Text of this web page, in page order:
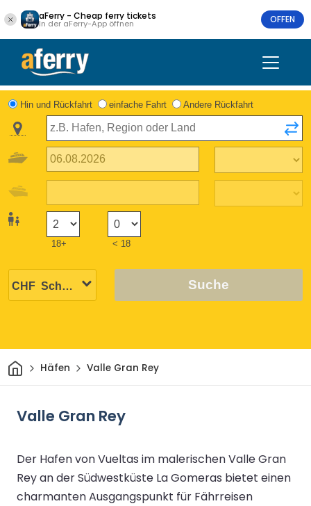
aFerry - Cheap ferry tickets
In der aFerry-App öffnen OFFEN
Hin und Rückfahrt einfache Fahrt Andere Rückfahrt
18+ < 18
Suche
HeimHäfen Valle Gran Rey
Valle Gran Rey
Der Hafen von Vueltas im malerischen Valle Gran
Rey an der Südwestküste La Gomeras bietet einen
charmanten Ausgangspunkt für Fährreisen